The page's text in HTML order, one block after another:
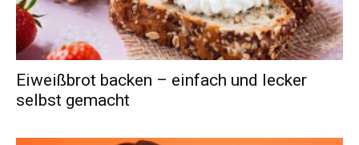
Eiweißbrot backen – einfach und lecker
selbst gemacht